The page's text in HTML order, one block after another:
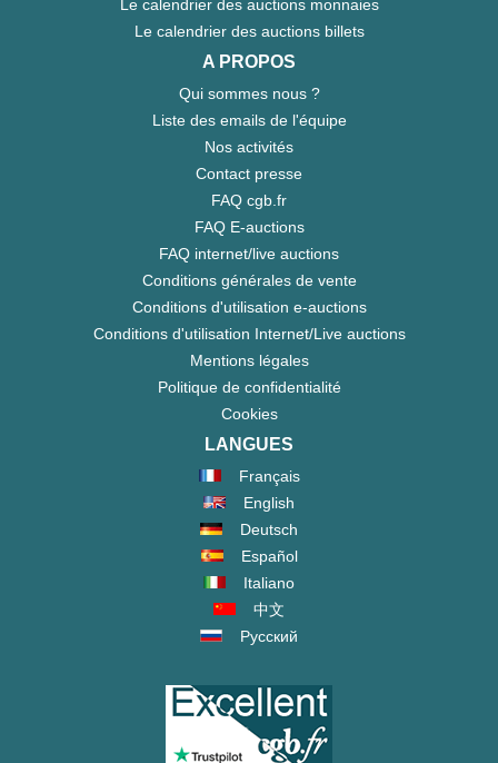
Le calendrier des auctions monnaies
Le calendrier des auctions billets
A PROPOS
Qui sommes nous ?
Liste des emails de l'équipe
Nos activités
Contact presse
FAQ cgb.fr
FAQ E-auctions
FAQ internet/live auctions
Conditions générales de vente
Conditions d'utilisation e-auctions
Conditions d'utilisation Internet/Live auctions
Mentions légales
Politique de confidentialité
Cookies
LANGUES
Français
English
Deutsch
Español
Italiano
中文
Русский